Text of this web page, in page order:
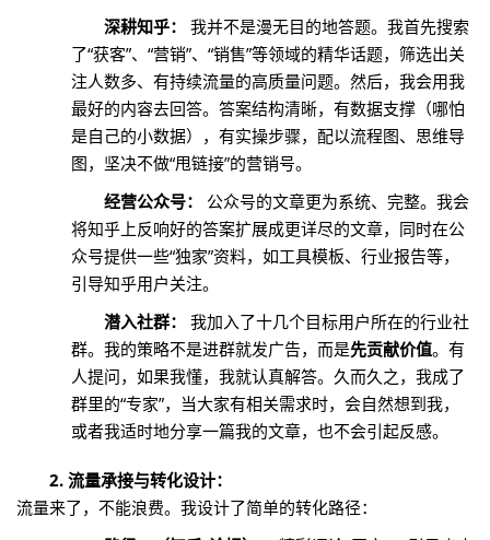
深耕知乎：
我并不是漫无目的地答题。我首先搜索
了“获客”、“营销”、“销售”等领域的精华话题，筛选出关
注人数多、有持续流量的高质量问题。然后，我会用我
最好的内容去回答。答案结构清晰，有数据支撑（哪怕
是自己的小数据），有实操步骤，配以流程图、思维导
图，坚决不做“甩链接”的营销号。
经营公众号：
公众号的文章更为系统、完整。我会
将知乎上反响好的答案扩展成更详尽的文章，同时在公
众号提供一些“独家”资料，如工具模板、行业报告等，
引导知乎用户关注。
潜入社群：
我加入了十几个目标用户所在的行业社
群。我的策略不是进群就发广告，而是先贡献价值。有
人提问，如果我懂，我就认真解答。久而久之，我成了
群里的“专家”，当大家有相关需求时，会自然想到我，
或者我适时地分享一篇我的文章，也不会引起反感。
2. 流量承接与转化设计：
流量来了，不能浪费。我设计了简单的转化路径：